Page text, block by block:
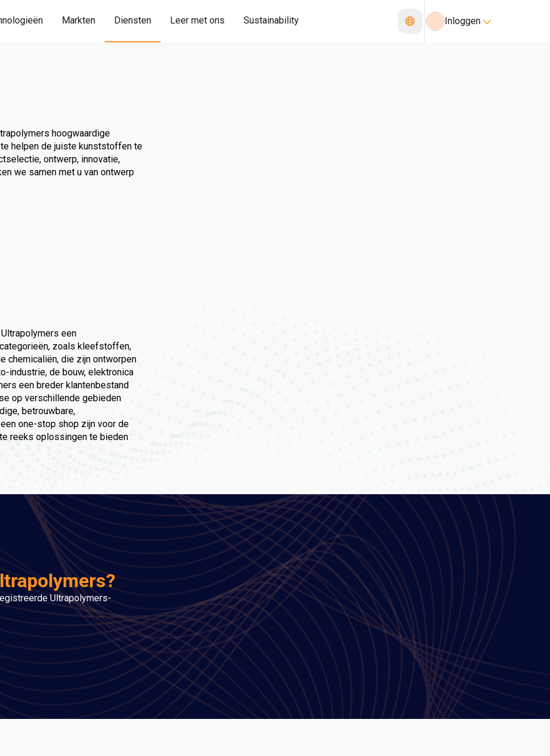
Markten Diensten Leer met ons Sustainability Inloggen
hoogwaardige
helpen de juiste kunststoffen te
ontwerp, innovatie,
we samen met u van ontwerp
een
zoals kleefstoffen,
chemicaliën, die zijn ontworpen
industrie, de bouw, elektronica
een breder klantenbestand
op verschillende gebieden
betrouwbare,
one-stop shop zijn voor de
reeks oplossingen te bieden
Ultrapolymers-